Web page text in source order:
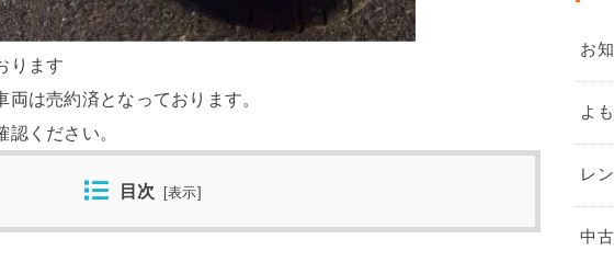
ります
は売約済となっております。
認ください。
目次 [表示
お
よ
レ
中